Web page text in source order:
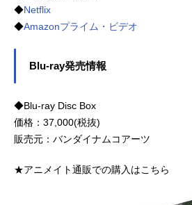
◆Netflix
◆Amazonプライム・ビデオ
Blu-ray発売情報
◆Blu-ray Disc Box
価格：37,000(税抜)
販売元：バンダイナムコアーツ
★アニメイト通販での購入はこちら